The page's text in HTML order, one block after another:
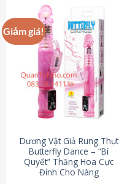
Giảm giá!
Dương Vật Giả Rung Thụt
Butterfly Dance – “Bí
Quyết” Thăng Hoa Cực
Đỉnh Cho Nàng